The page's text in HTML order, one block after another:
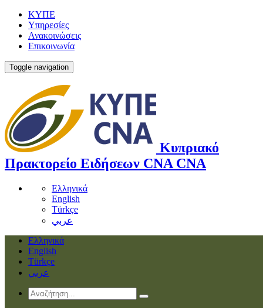
ΚΥΠΕ
Υπηρεσίες
Ανακοινώσεις
Επικοινωνία
Toggle navigation
Κυπριακό
Πρακτορείο Ειδήσεων CNA CNA
Ελληνικά
English
Türkçe
عربي
Ελληνικά
English
Türkçe
عربي